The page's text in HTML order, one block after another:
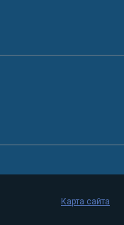
Карта сайта